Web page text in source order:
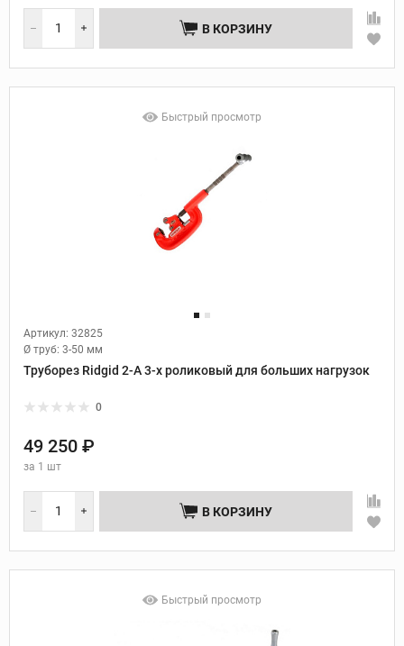
В КОРЗИНУ
Быстрый просмотр
Артикул: 32825
Ø труб: 3-50 мм
Труборез Ridgid 2-A 3-х роликовый для больших нагрузок
0
49 250 ₽
за 1 шт
В КОРЗИНУ
Быстрый просмотр